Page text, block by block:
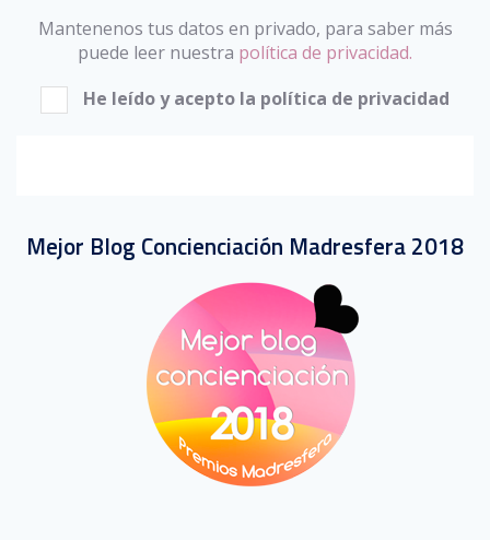
Mantenenos tus datos en privado, para saber más
puede leer nuestra política de privacidad.
He leído y acepto la política de privacidad
Mejor Blog Concienciación Madresfera 2018